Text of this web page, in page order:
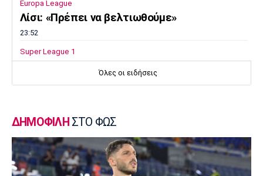
Europa League
Λίσι: «Πρέπει να βελτιωθούμε»
23:52
Super League 1
Επιστρέφει αύριο στη Θεσσαλονίκη ο
Επίσημα στον Άρη ο Άνταμ Μοκόκα
23:35
Europa League
Όλες οι ειδήσεις
ΔΗΜΟΦΙΛΗ ΣΤΟ ΦΩΣ